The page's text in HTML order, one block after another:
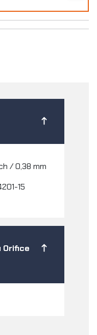
/ 0,38 mm
15